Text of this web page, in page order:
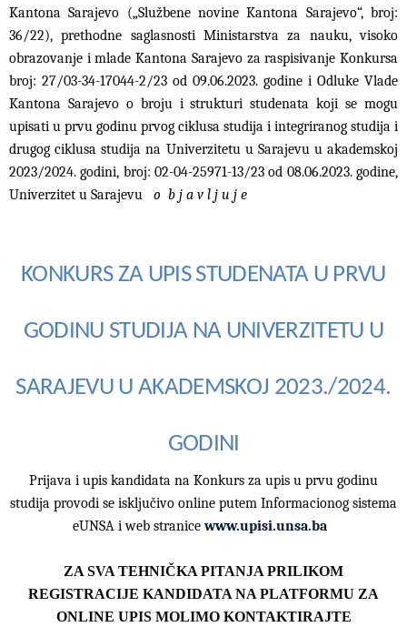
Kantona Sarajevo („Službene novine Kantona Sarajevo“, broj:
36/22), prethodne saglasnosti Ministarstva za nauku, visoko
obrazovanje i mlade Kantona Sarajevo za raspisivanje Konkursa
broj: 27/03-34-17044-2/23 od 09.06.2023. godine i Odluke Vlade
Kantona Sarajevo o broju i strukturi studenata koji se mogu
upisati u prvu godinu prvog ciklusa studija i integriranog studija i
drugog ciklusa studija na Univerzitetu u Sarajevu u akademskoj
2023/2024. godini, broj: 02-04-25971-13/23 od 08.06.2023. godine,
Univerzitet u Sarajevu o b j a v l j u j e
KONKURS ZA UPIS STUDENATA U PRVU
GODINU STUDIJA NA UNIVERZITETU U
SARAJEVU U AKADEMSKOJ 2023./2024.
GODINI
Prijava i upis kandidata na Konkurs za upis u prvu godinu
studija provodi se isključivo online putem Informacionog sistema
eUNSA i web stranicewww.upisi.unsa.ba
ZA SVA TEHNIČKA PITANJA PRILIKOM
REGISTRACIJE KANDIDATA NA PLATFORMU ZA
ONLINE UPIS MOLIMO KONTAKTIRAJTE